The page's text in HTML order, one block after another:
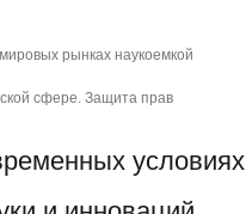
рынках наукоемкой
сфере. Защита прав
условиях